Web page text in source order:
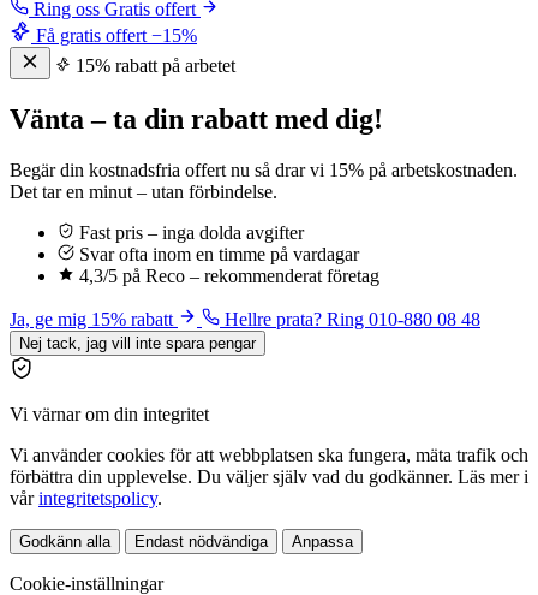
Ring oss Gratis offert
Få gratis offert −15%
15% rabatt på arbetet
Vänta – ta din rabatt med dig!
Begär din kostnadsfria offert nu så drar vi 15% på arbetskostnaden.
Det tar en minut – utan förbindelse.
Fast pris – inga dolda avgifter
Svar ofta inom en timme på vardagar
4,3/5 på Reco – rekommenderat företag
Ja, ge mig 15% rabatt Hellre prata? Ring 010-880 08 48
Nej tack, jag vill inte spara pengar
Vi värnar om din integritet
Vi använder cookies för att webbplatsen ska fungera, mäta trafik och
förbättra din upplevelse. Du väljer själv vad du godkänner. Läs mer i
vårintegritetspolicy.
Godkänn alla Endast nödvändiga Anpassa
Cookie-inställningar